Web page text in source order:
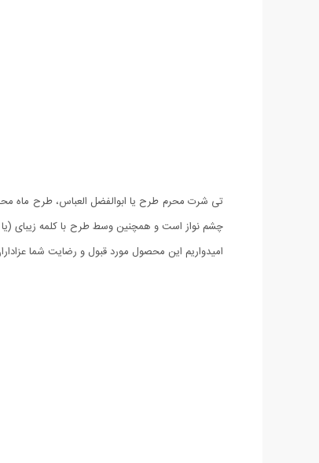
تی شرت محرم طرح یا ابوالفضل العباس، طرح ماه
چشم نواز است و همچنین وسط طرح با کلمه زیبای
امیدواریم این محصول مورد قبول و رضایت شما